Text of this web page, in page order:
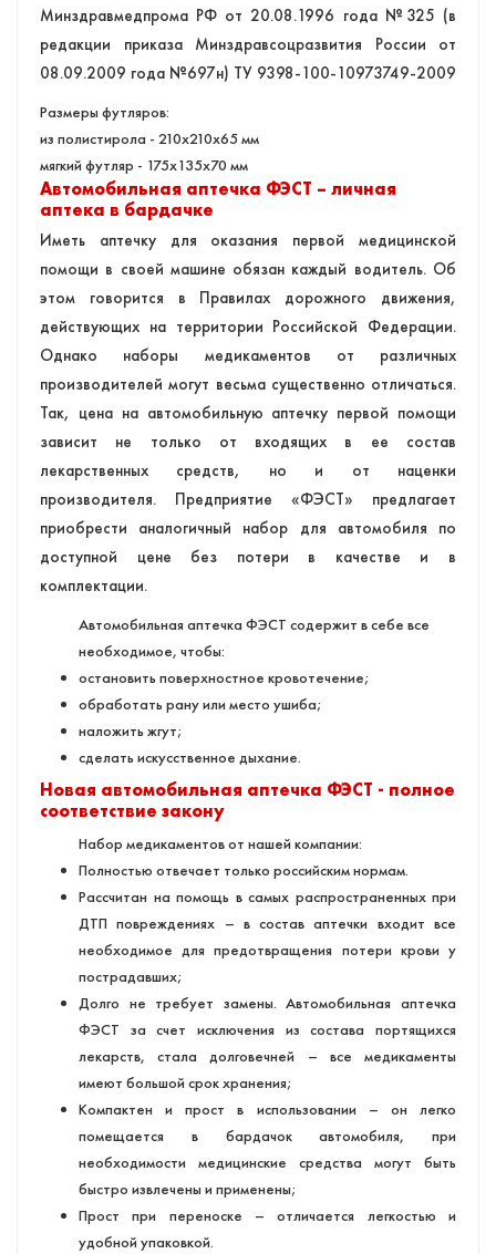
Минздравмедпрома РФ от 20.08.1996 года №325 (в
редакции приказа Минздравсоцразвития России от
08.09.2009 года №697н) ТУ 9398-100-10973749-2009
Размеры футляров:
из полистирола - 210x210x65 мм
мягкий футляр - 175х135х70 мм
Автомобильная аптечка ФЭСТ – личная
аптека в бардачке
Иметь аптечку для оказания первой медицинской
помощи в своей машине обязан каждый водитель. Об
этом говорится в Правилах дорожного движения,
действующих на территории Российской Федерации.
Однако наборы медикаментов от различных
производителей могут весьма существенно отличаться.
Так, цена на автомобильную аптечку первой помощи
зависит не только от входящих в ее состав
лекарственных средств, но и от наценки
производителя. Предприятие «ФЭСТ» предлагает
приобрести аналогичный набор для автомобиля по
доступной цене без потери в качестве и в
комплектации.
Автомобильная аптечка ФЭСТ содержит в себе все
необходимое, чтобы:
остановить поверхностное кровотечение;
обработать рану или место ушиба;
наложить жгут;
сделать искусственное дыхание.
Новая автомобильная аптечка ФЭСТ - полное
соответствие закону
Набор медикаментов от нашей компании:
Полностью отвечает только российским нормам.
Рассчитан на помощь в самых распространенных при
ДТП повреждениях – в состав аптечки входит все
необходимое для предотвращения потери крови у
пострадавших;
Долго не требует замены. Автомобильная аптечка
ФЭСТ за счет исключения из состава портящихся
лекарств, стала долговечней – все медикаменты
имеют большой срок хранения;
Компактен и прост в использовании – он легко
помещается в бардачок автомобиля, при
необходимости медицинские средства могут быть
быстро извлечены и применены;
Прост при переноске – отличается легкостью и
удобной упаковкой.